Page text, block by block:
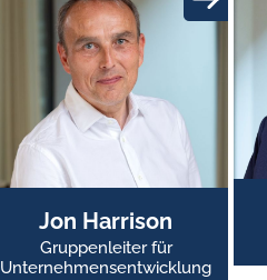
Jon Harrison
Gruppenleiter für
Unternehmensentwicklung